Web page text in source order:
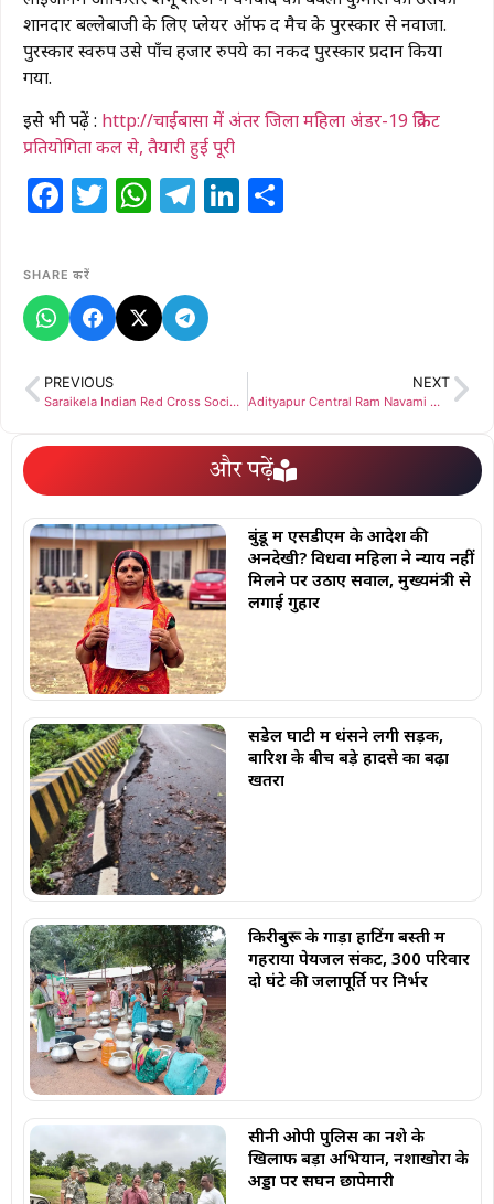
शानदार बल्लेबाजी के लिए प्लेयर ऑफ द मैच के पुरस्कार से नवाजा.
पुरस्कार स्वरुप उसे पाँच हजार रुपये का नकद पुरस्कार प्रदान किया
गया.
इसे भी पढ़ें : http://चाईबासा में अंतर जिला महिला अंडर-19 क्रिकेट
प्रतियोगिता कल से, तैयारी हुई पूरी
Facebook
Twitter
WhatsApp
Telegram
LinkedIn
SHARE करें
PREVIOUS
Saraikela Indian Red Cross Society meeting: इंडियन रेड क्रॉस सोसाइटी कार्यकारिणी की बैठक आयोजित, 8 मई को रक्तदान शिविर का आयोजन
NEXT
Adityapur Central Ram Navami Meeting: 7 अप्रैल को धूमधाम से निकलेगा रामनवमी विसर्जन जुलूस आदित्यपुर सहित तीन अलग-अलग स्थानों पर होंगे खेल का प्रदर्शन
और पढ़ें
बुंडू में एसडीएम के आदेश की
अनदेखी? विधवा महिला ने न्याय नहीं
मिलने पर उठाए सवाल, मुख्यमंत्री से
लगाई गुहार
सेंडेेल घाटी में धंसने लगी सड़क,
बारिश के बीच बड़े हादसे का बढ़ा
खतरा
किरीबुरू के गाड़ा हाटिंग बस्ती में
गहराया पेयजल संकट, 300 परिवार
दो घंटे की जलापूर्ति पर निर्भर
सीनी ओपी पुलिस का नशे के
खिलाफ बड़ा अभियान, नशाखोरों के
अड्डों पर सघन छापेमारी